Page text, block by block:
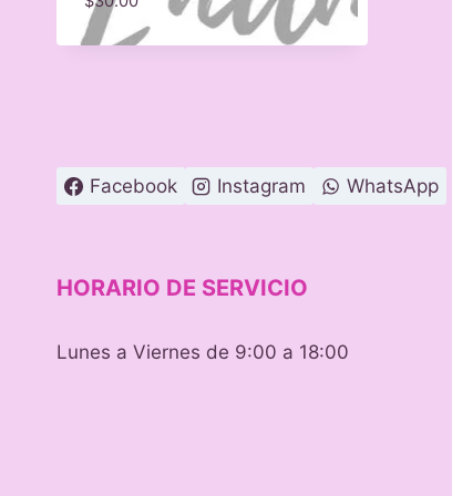
Facebook Instagram WhatsApp
HORARIO DE SERVICIO
Lunes a Viernes de 9:00 a 18:00